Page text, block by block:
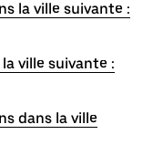
la ville suivante :
ville suivante :
dans la ville